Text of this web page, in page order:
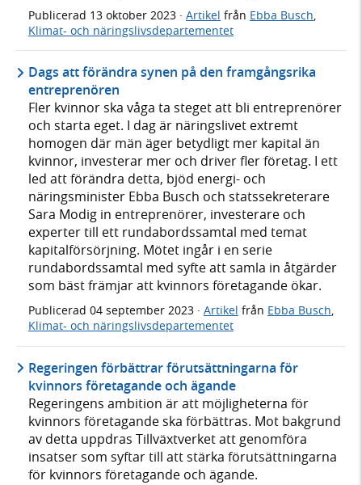
Publicerad 13 oktober 2023 · Artikel från Ebba Busch
Klimat- och näringslivsdepartementet
Dags att förändra synen på den framgångsrika
entreprenören
Fler kvinnor ska våga ta steget att bli entreprenörer
och starta eget. I dag är näringslivet extremt
homogen där män äger betydligt mer kapital än
kvinnor, investerar mer och driver fler företag. I ett
led att förändra detta, bjöd energi- och
näringsminister Ebba Busch och statssekreterare
Sara Modig in entreprenörer, investerare och
experter till ett rundabordssamtal med temat
kapitalförsörjning. Mötet ingår i en serie
rundabordssamtal med syfte att samla in åtgärder
som bäst främjar att kvinnors företagande ökar.
Publicerad 04 september 2023 · Artikel från Ebba Busch,
Klimat- och näringslivsdepartementet
Regeringen förbättrar förutsättningarna för
kvinnors företagande och ägande
Regeringens ambition är att möjligheterna för
kvinnors företagande ska förbättras. Mot bakgrund
av detta uppdras Tillväxtverket att genomföra
insatser som syftar till att stärka förutsättningarna
för kvinnors företagande och ägande.